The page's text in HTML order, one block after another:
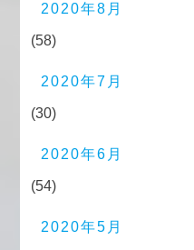
2020年8月
(58)
2020年7月
(30)
2020年6月
(54)
2020年5月